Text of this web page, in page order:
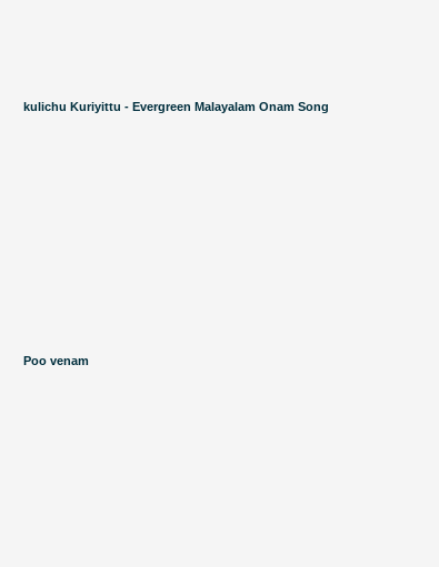
kulichu Kuriyittu - Evergreen Malayalam Onam Song
Poo venam